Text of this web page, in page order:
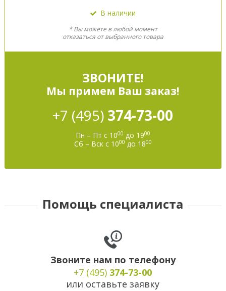
В наличии
* Вы можете в любой момент
отказаться от выбранного товара
ЗВОНИТЕ!
Мы примем Ваш заказ!
+7 (495) 374-73-00
Пн – Пт с 1000 до 1900
Сб – Вск с 1000 до 1800
Помощь специалиста
Звоните нам по телефону
+7 (495) 374-73-00
или оставьте заявку